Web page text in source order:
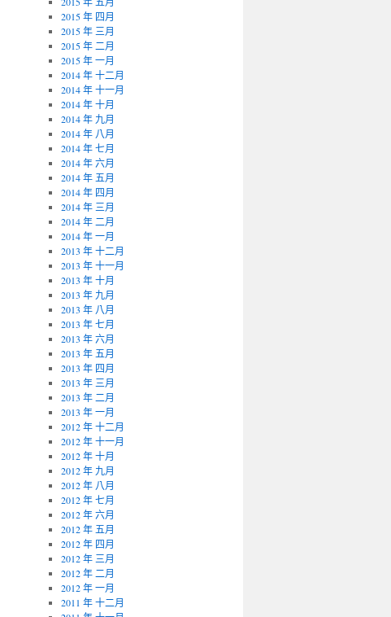
2015 年 四月
2015 年 三月
2015 年 二月
2015 年 一月
2014 年 十二月
2014 年 十一月
2014 年 十月
2014 年 九月
2014 年 八月
2014 年 七月
2014 年 六月
2014 年 五月
2014 年 四月
2014 年 三月
2014 年 二月
2014 年 一月
2013 年 十二月
2013 年 十一月
2013 年 十月
2013 年 九月
2013 年 八月
2013 年 七月
2013 年 六月
2013 年 五月
2013 年 四月
2013 年 三月
2013 年 二月
2013 年 一月
2012 年 十二月
2012 年 十一月
2012 年 十月
2012 年 九月
2012 年 八月
2012 年 七月
2012 年 六月
2012 年 五月
2012 年 四月
2012 年 三月
2012 年 二月
2012 年 一月
2011 年 十二月